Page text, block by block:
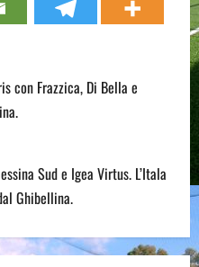
con Frazzica, Di Bella e
Sud e Igea Virtus. L’Itala
Ghibellina.